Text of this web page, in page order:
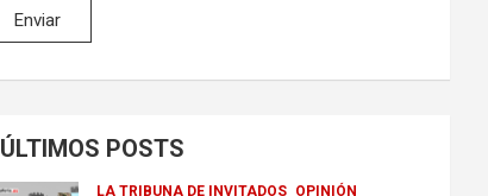
ÚLTIMOS POSTS
LA TRIBUNA DE INVITADOS OPINIÓN